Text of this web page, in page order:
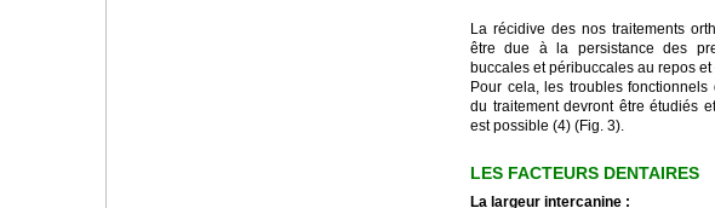
La récidive des nos traitements
être due à la persistance des
buccales et péribuccales au repos et
Pour cela, les troubles fonctionnels
du traitement devront être étudiés
est possible (4) (Fig. 3).
LES FACTEURS DENTAIRES
La largeur intercanine :